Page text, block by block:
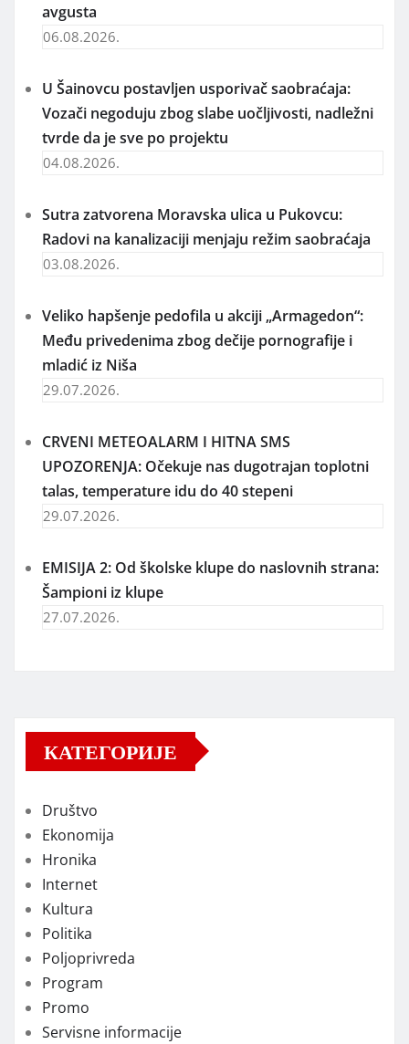
avgusta
06.08.2026.
U Šainovcu postavljen usporivač saobraćaja:
Vozači negoduju zbog slabe uočljivosti, nadležni
tvrde da je sve po projektu
04.08.2026.
Sutra zatvorena Moravska ulica u Pukovcu:
Radovi na kanalizaciji menjaju režim saobraćaja
03.08.2026.
Veliko hapšenje pedofila u akciji „Armagedon“:
Među privedenima zbog dečije pornografije i
mladić iz Niša
29.07.2026.
CRVENI METEOALARM I HITNA SMS
UPOZORENJA: Očekuje nas dugotrajan toplotni
talas, temperature idu do 40 stepeni
29.07.2026.
EMISIJA 2: Od školske klupe do naslovnih strana:
Šampioni iz klupe
27.07.2026.
КАТЕГОРИЈЕ
Društvo
Ekonomija
Hronika
Internet
Kultura
Politika
Poljoprivreda
Program
Promo
Servisne informacije